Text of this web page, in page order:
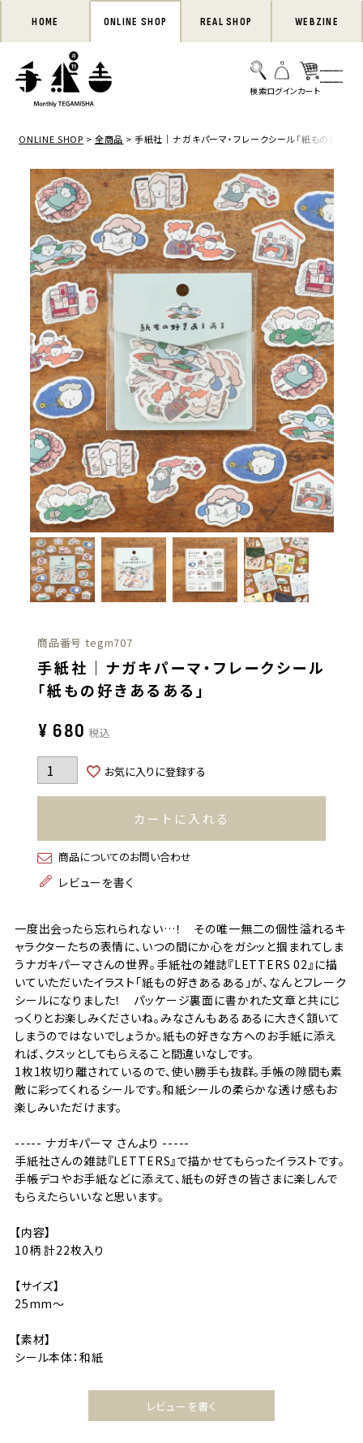
HOME ONLINE SHOP REAL SHOP WEBZINE
ONLINE SHOP 全商品 手紙社｜ナガキパーマ・フレークシール「紙もの好きあ
商品番号 tegm707
手紙社｜ナガキパーマ・フレークシール
「紙もの好きあるある」
¥ 680 税込
お気に入りに登録する
カートに入れる
商品についてのお問い合わせ
レビューを書く
一度出会ったら忘れられない…！ その唯一無二の個性溢れるキ
ャラクターたちの表情に、いつの間にか心をガシッと掴まれてしま
うナガキパーマさんの世界。手紙社の雑誌『LETTERS 02』に描
いていただいたイラスト「紙もの好きあるある」が、なんとフレーク
シールになりました！ パッケージ裏面に書かれた文章と共にじ
っくりとお楽しみくださいね。みなさんもあるあるに大きく頷いて
しまうのではないでしょうか。紙もの好きな方へのお手紙に添え
れば、クスッとしてもらえること間違いなしです。
1枚1枚切り離されているので、使い勝手も抜群。手帳の隙間も素
敵に彩ってくれるシールです。和紙シールの柔らかな透け感もお
楽しみいただけます。
----- ナガキパーマ さんより -----
手紙社さんの雑誌『LETTERS』で描かせてもらったイラストです。
手帳デコやお手紙などに添えて、紙もの好きの皆さまに楽しんで
もらえたらいいなと思います。
【内容】
10柄 計22枚入り
【サイズ】
25mm〜
【素材】
シール本体：和紙
レビューを書く